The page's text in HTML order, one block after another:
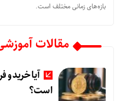
بازه‌های زمانی مختلف است.
مقالات
آیا خرید
است؟